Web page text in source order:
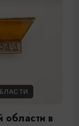
области в